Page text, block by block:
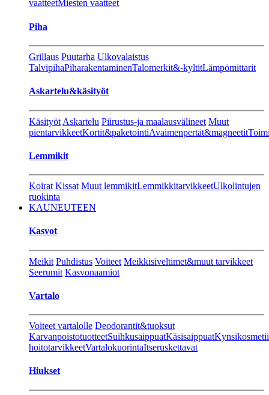
vaatteetMiesten vaatteet
Piha
Grillaus Puutarha Ulkovalaistus
TalvipihaPiharakentaminenTalomerkit&-kyltitLämpömittarit
Askartelu&käsityöt
Käsityöt Askartelu Piirustus-ja maalausvälineet Muut
pientarvikkeetKortit&paketointiAvaimenpertät&magneetit
Lemmikit
Koirat Kissat Muut lemmikitLemmikkitarvikkeetUlkolintujen
ruokinta
KAUNEUTEEN
Kasvot
Meikit Puhdistus Voiteet Meikkisiveltimet&muut tarvikkeet
Seerumit Kasvonaamiot
Vartalo
Voiteet vartalolle Deodorantit&tuoksut
KarvanpoistotuotteetSuihkusaippuatKäsisaippuat
hoitotarvikkeetVartalokuorintaItseruskettavat
Hiukset